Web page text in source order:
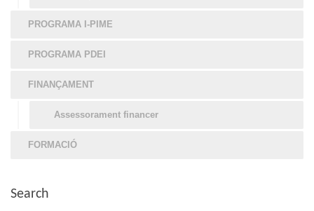
PROGRAMA I-PIME
PROGRAMA PDEI
FINANÇAMENT
Assessorament financer
FORMACIÓ
Search